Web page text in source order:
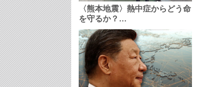
〈熊本地震〉熱中症からどう命
を守るか？…